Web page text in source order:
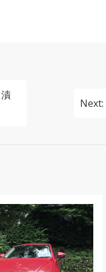
Next: